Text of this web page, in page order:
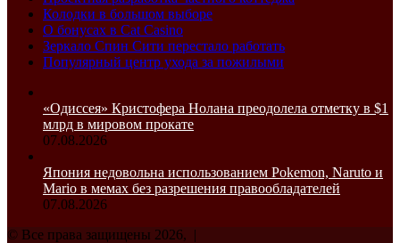
Колодки в большом выборе
О бонусах в Cat Casino
Зеркало Спин Сити перестало работать
Популярный центр ухода за пожилыми
«Одиссея» Кристофера Нолана преодолела отметку в $1
млрд в мировом прокате
07.08.2026
Япония недовольна использованием Pokemon, Naruto и
Mario в мемах без разрешения правообладателей
07.08.2026
© Все права защищены 2026, |